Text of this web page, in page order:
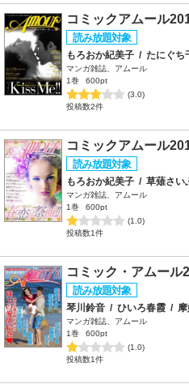
コミックアムール
もろおか紀美子 / たにぐち
マンガ雑誌、アムール
1巻
600pt
(3.0)
投稿数2件
コミックアムール
もろおか紀美子 / 草薙さい
マンガ雑誌、アムール
1巻
600pt
(1.0)
投稿数1件
コミック・アムール
琴川鈴音 / ひいろ春霞 / 摩
マンガ雑誌、アムール
1巻
600pt
(1.0)
投稿数1件